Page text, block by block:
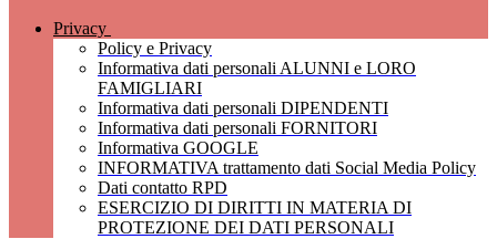
Privacy
Policy e Privacy
Informativa dati personali ALUNNI e LORO
FAMIGLIARI
Informativa dati personali DIPENDENTI
Informativa dati personali FORNITORI
Informativa GOOGLE
INFORMATIVA trattamento dati Social Media Policy
Dati contatto RPD
ESERCIZIO DI DIRITTI IN MATERIA DI
PROTEZIONE DEI DATI PERSONALI